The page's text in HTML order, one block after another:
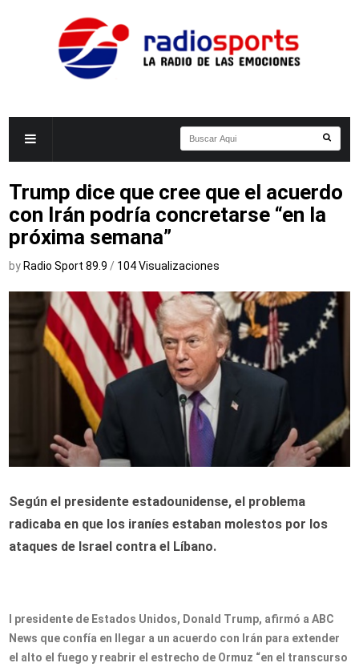
Trump dice que cree que el acuerdo
con Irán podría concretarse “en la
próxima semana”
by Radio Sport 89.9 / 104 Visualizaciones
Según el presidente estadounidense, el problema
radicaba en que los iraníes estaban molestos por los
ataques de Israel contra el Líbano.
l presidente de Estados Unidos, Donald Trump, afirmó a ABC
News que confía en llegar a un acuerdo con Irán para extender
el alto el fuego y reabrir el estrecho de Ormuz “en el transcurso